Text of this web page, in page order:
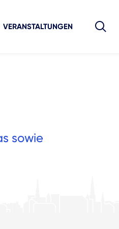
VERANSTALTUNGEN
sowie